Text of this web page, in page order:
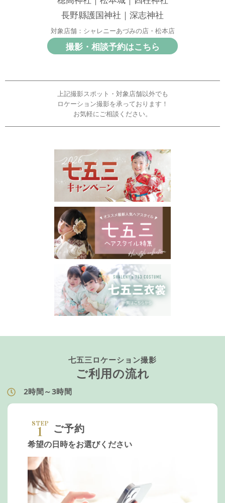
長野縣護国神社｜深志神社
対象店舗：シャレニーあづみの店・松本店
撮影・相談予約はこちら
上記撮影スポット・対象店舗以外でも
ロケーション撮影を承っております！
お気軽にご相談ください。
七五三ロケーション撮影
ご利用の流れ
2時間～3時間
STEP
1 ご予約
希望の日時をお選びください